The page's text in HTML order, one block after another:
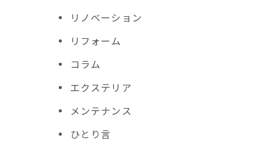
リノベーション
リフォーム
コラム
エクステリア
メンテナンス
ひとり言